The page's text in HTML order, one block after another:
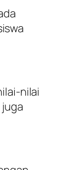
nilai